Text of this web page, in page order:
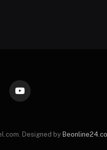
YouTube
Designed by